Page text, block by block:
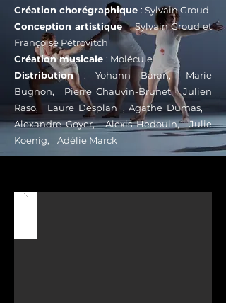
Création chorégraphique : Sylvain Groud
Conception artistique: Sylvain Groud et
Françoise Pétrovitch
Création musicale : Molécule
Distribution : Yohann Baran, Marie
Bugnon, Pierre Chauvin-Brunet, Julien
Raso, Laure Desplan , Agathe Dumas,
Alexandre Goyer, Alexis Hedouin, Julie
Koenig, Adélie Marck